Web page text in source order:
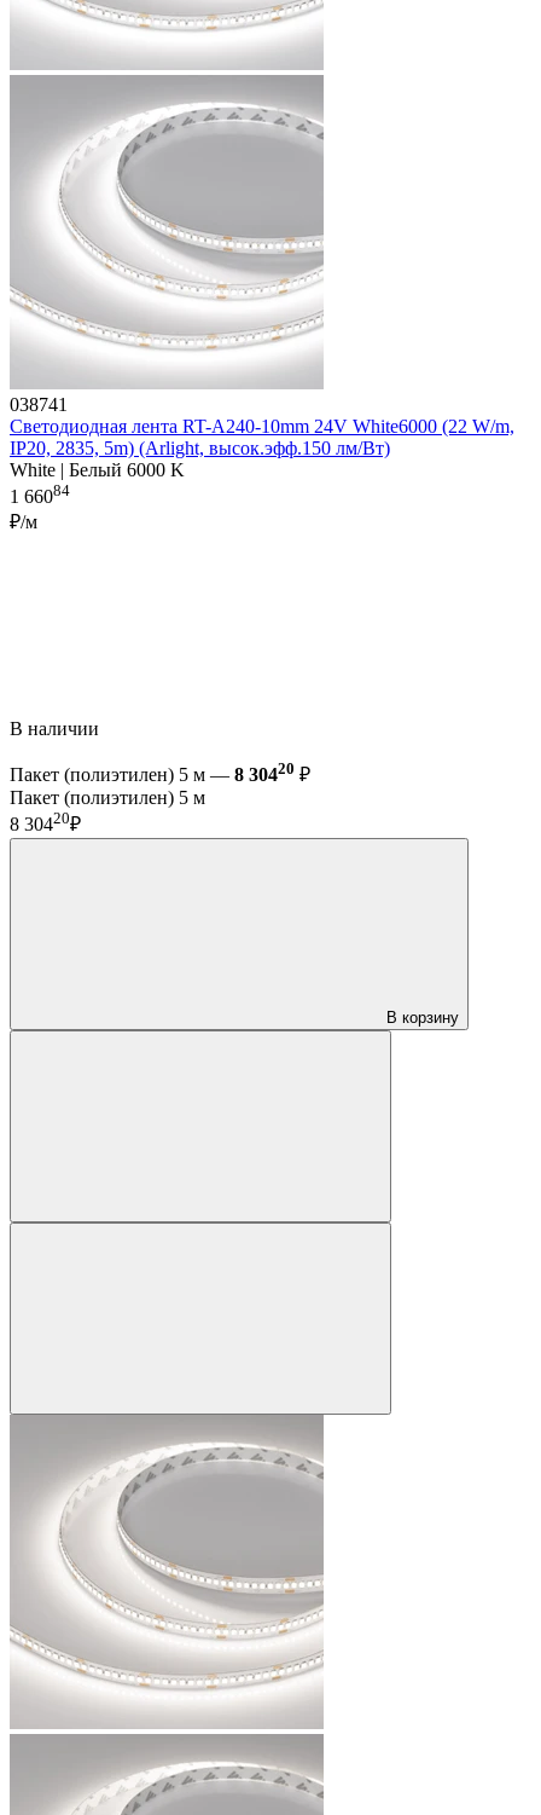
038741
Светодиодная лента RT-A240-10mm 24V White6000 (22 W/m,
IP20, 2835, 5m) (Arlight, высок.эфф.150 лм/Вт)
White | Белый 6000 K
1 66084
₽/м
В наличии
Пакет (полиэтилен) 5 м — 8 30420 ₽
Пакет (полиэтилен) 5 м
8 30420₽
В корзину